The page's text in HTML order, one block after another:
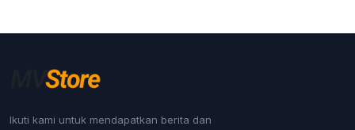
Ikuti kami untuk mendapatkan berita dan